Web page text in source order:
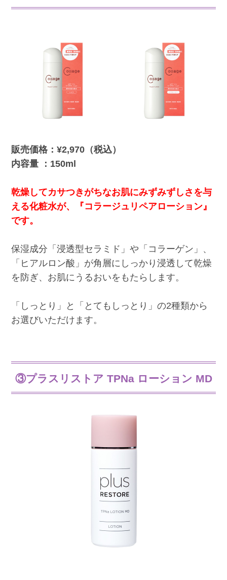
販売価格：¥2,970（税込）
内容量 ：150ml
乾燥してカサつきがちなお肌にみずみずしさを与
える化粧水が、『コラージュリペアローション』
です。
保湿成分「浸透型セラミド」や「コラーゲン」、
「ヒアルロン酸」が角層にしっかり浸透して乾燥
を防ぎ、お肌にうるおいをもたらします。
「しっとり」と「とてもしっとり」の2種類から
お選びいただけます。
③プラスリストア TPNa ローション MD